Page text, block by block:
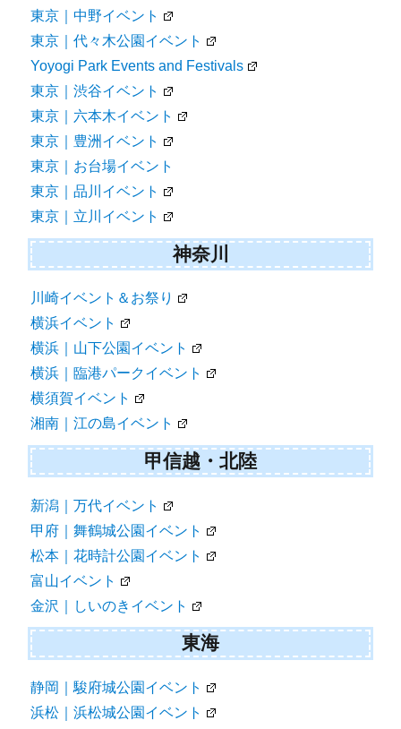
東京｜中野イベント
東京｜代々木公園イベント
Yoyogi Park Events and Festivals
東京｜渋谷イベント
東京｜六本木イベント
東京｜豊洲イベント
東京｜お台場イベント
東京｜品川イベント
東京｜立川イベント
神奈川
川崎イベント＆お祭り
横浜イベント
横浜｜山下公園イベント
横浜｜臨港パークイベント
横須賀イベント
湘南｜江の島イベント
甲信越・北陸
新潟｜万代イベント
甲府｜舞鶴城公園イベント
松本｜花時計公園イベント
富山イベント
金沢｜しいのきイベント
東海
静岡｜駿府城公園イベント
浜松｜浜松城公園イベント